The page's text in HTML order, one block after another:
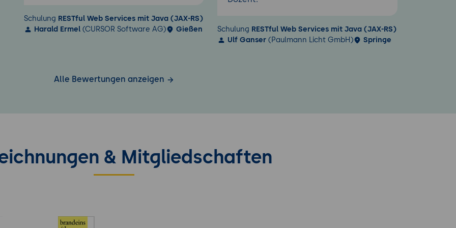
Schulung RESTful Web Services mit Java (JAX-RS)
Harald Ermel (CURSOR Software AG) Gießen Schulung RESTful Web Services mit Java (JAX-RS)
Ulf Ganser (Paulmann Licht GmbH) Springe
Alle Bewertungen anzeigen
& Mitgliedschaften